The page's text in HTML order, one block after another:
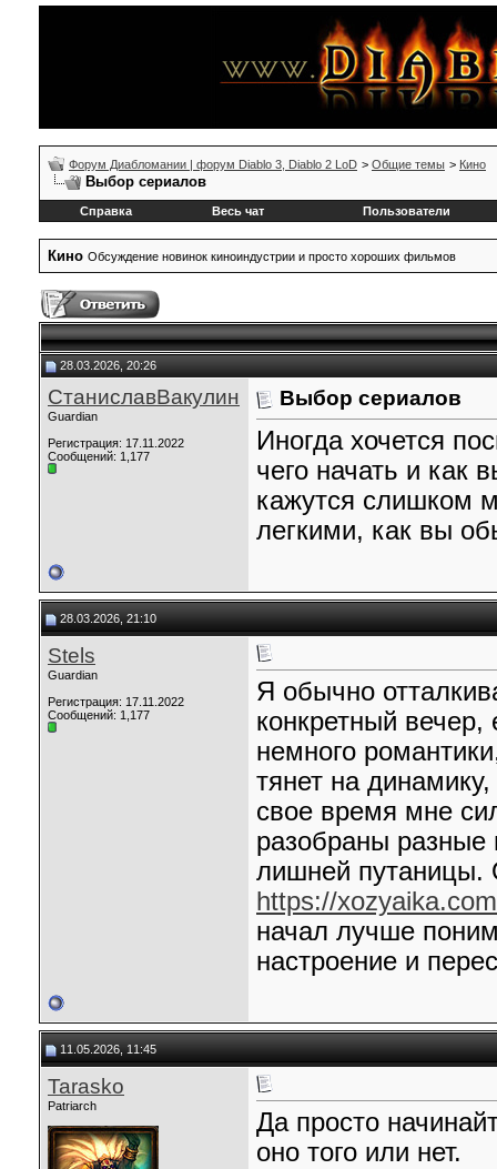
Форум Диабломании | форум Diablo 3, Diablo 2 LoD > Общие темы > Кино
Выбор сериалов
Справка Весь чат Пользователи
Кино Обсуждение новинок киноиндустрии и просто хороших фильмов
28.03.2026, 20:26
СтаниславВакулин
Guardian
Регистрация: 17.11.2022
Сообщений: 1,177
Выбор сериалов
Иногда хочется
чего начать и как
кажутся слишком
легкими, как вы
28.03.2026, 21:10
Stels
Guardian
Регистрация: 17.11.2022
Сообщений: 1,177
Я обычно
конкретный вечер,
немного
тянет на
свое время мне
разобраны разные
лишней путаницы.
https://
начал лучше
настроение и
11.05.2026, 11:45
Tarasko
Patriarch
Да просто
оно того или нет.